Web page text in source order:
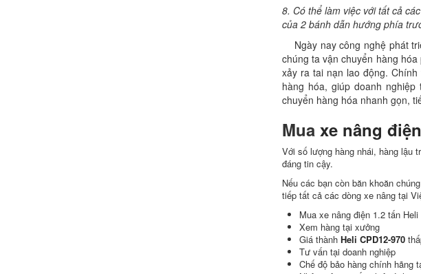
8. Có thể làm việc với tất cả
của 2 bánh dẫn hướng phía
Ngày nay công nghệ phát
chúng ta vận chuyển hàng
xảy ra tai nạn lao động.
hàng hóa, giúp doanh
chuyển hàng hóa nhanh gọn,
Mua xe nâng
Với số lượng hàng nhái, hàng lậu
đáng tin cậy.
Nếu các bạn còn băn khoăn
tiếp tất cả các dòng xe nâng tại
Mua xe nâng điện 1.2 tấn
Xem hàng tại xưởng
Giá thành Heli CPD12-970
Tư vấn tại doanh nghiệp
Chế độ bảo hàng chính hãng